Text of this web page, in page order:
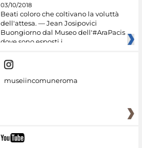
03/10/2018
Beati coloro che coltivano la voluttà
dell'attesa. — Jean Josipovici
Buongiorno dal Museo dell'#AraPacis
dove sono esposti i
museiincomuneroma